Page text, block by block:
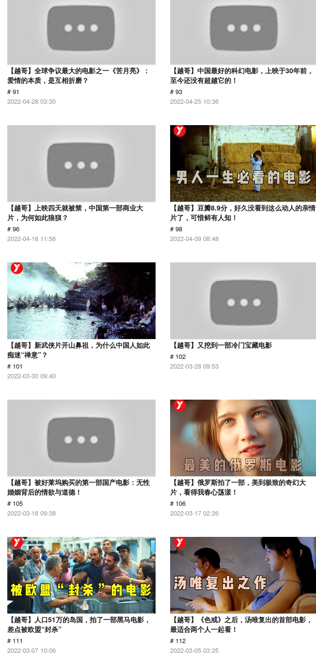
【越哥】全球争议最大的电影之一《苦月亮》：
爱情的本质，是互相折磨？
# 91
2022-04-28 03:30
【越哥】中国最好的科幻电影，上映于30年前，
至今还没有超越它的！
# 93
2022-04-25 10:36
【越哥】上映四天就被禁，中国第一部商业大
片，为何如此狼狈？
# 96
2022-04-18 11:56
【越哥】豆瓣8.9分，好久没看到这么动人的亲情
片了，可惜鲜有人知！
# 98
2022-04-09 08:48
【越哥】新武侠片开山鼻祖，为什么中国人如此
痴迷“禅意”？
# 101
2022-03-30 09:40
【越哥】又挖到一部冷门宝藏电影
# 102
2022-03-28 09:53
【越哥】被好莱坞购买的第一部国产电影：无性
婚姻背后的情欲与道德！
# 105
2022-03-18 09:38
【越哥】俄罗斯拍了一部，美到极致的奇幻大
片，看得我春心荡漾！
# 106
2022-03-17 02:26
【越哥】人口51万的岛国，拍了一部黑马电影，
差点被欧盟“封杀”
# 111
2022-03-07 10:06
【越哥】《色戒》之后，汤唯复出的首部电影，
最适合两个人一起看！
# 112
2022-03-05 03:25